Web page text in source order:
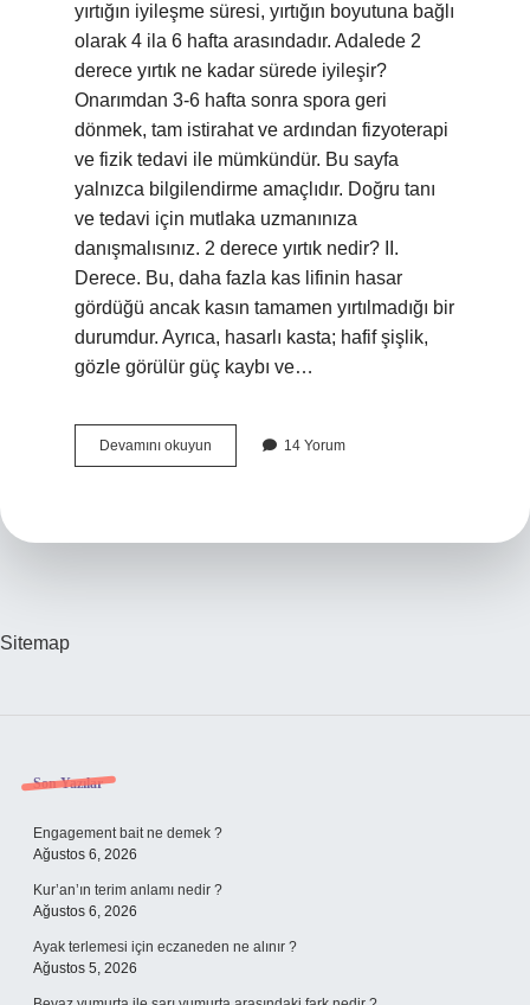
yırtığın iyileşme süresi, yırtığın boyutuna bağlı
olarak 4 ila 6 hafta arasındadır. Adalede 2
derece yırtık ne kadar sürede iyileşir?
Onarımdan 3-6 hafta sonra spora geri
dönmek, tam istirahat ve ardından fizyoterapi
ve fizik tedavi ile mümkündür. Bu sayfa
yalnızca bilgilendirme amaçlıdır. Doğru tanı
ve tedavi için mutlaka uzmanınıza
danışmalısınız. 2 derece yırtık nedir? II.
Derece. Bu, daha fazla kas lifinin hasar
gördüğü ancak kasın tamamen yırtılmadığı bir
durumdur. Ayrıca, hasarlı kasta; hafif şişlik,
gözle görülür güç kaybı ve…
Devamını okuyun
Derece
14 Yorum
Sitemap
Sidebar
Son Yazılar
Engagement bait ne demek ?
Ağustos 6, 2026
Kur’an’ın terim anlamı nedir ?
Ağustos 6, 2026
Ayak terlemesi için eczaneden ne alınır ?
Ağustos 5, 2026